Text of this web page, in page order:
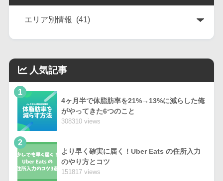
人気記事
1
4ヶ月半で体脂肪率を21%→13%に減らした俺
がやってきた6つのこと
308310 views
2
より早く確実に届く！Uber Eats の住所入力
のやり方とコツ
151817 views